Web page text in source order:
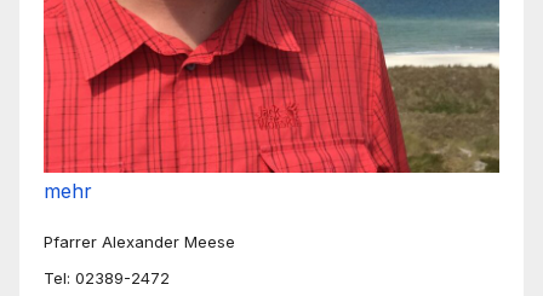
mehr
Pfarrer Alexander Meese
Tel: 02389-2472